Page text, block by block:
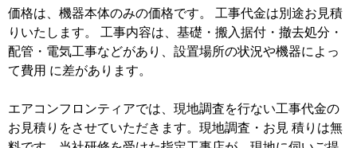
価格は、機器本体のみの価格です。 工事代金は別途お見積
りいたします。 工事内容は、基礎・搬入据付・撤去処分・
配管・電気工事などがあり、設置場所の状況や機器によっ
て費用 に差があります。
エアコンフロンティアでは、現地調査を行ない工事代金の
お見積りをさせていただきます。現地調査・お見 積りは無